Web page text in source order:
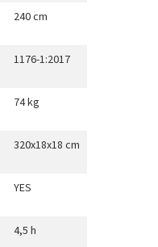
240 cm
1176-1:2017
74 kg
320x18x18 cm
YES
4,5 h